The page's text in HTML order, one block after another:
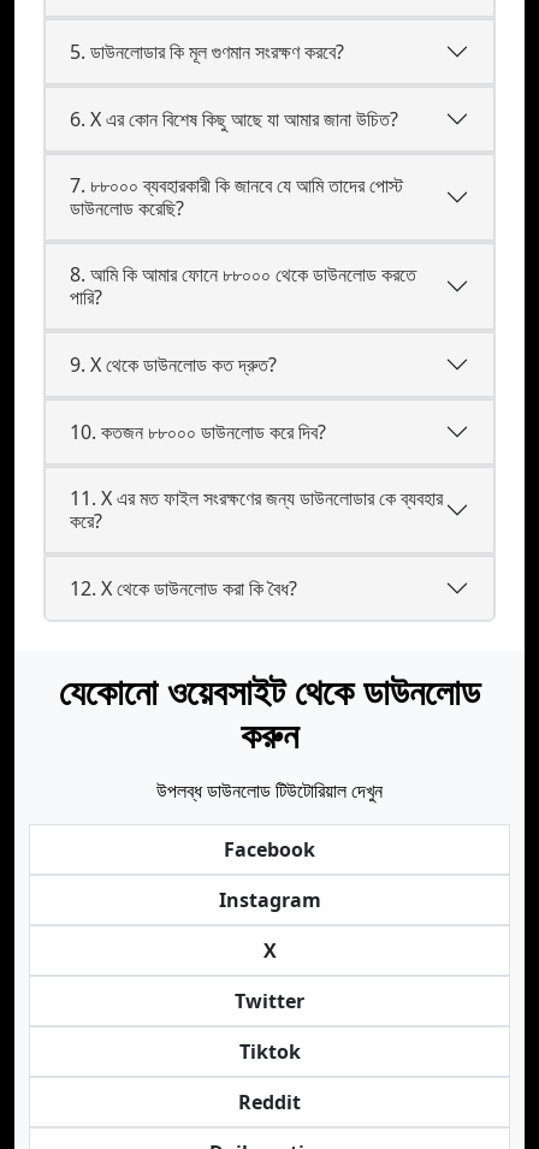
5. ডাউনলোডার কি মূল গুণমান সংরক্ষণ করবে?
6. X এর কোন বিশেষ কিছু আছে যা আমার জানা উচিত?
7. ৮৮০০০ ব্যবহারকারী কি জানবে যে আমি তাদের পোস্ট
ডাউনলোড করেছি?
8. আমি কি আমার ফোনে ৮৮০০০ থেকে ডাউনলোড করতে
পারি?
9. X থেকে ডাউনলোড কত দ্রুত?
10. কতজন ৮৮০০০ ডাউনলোড করে দিব?
11. X এর মত ফাইল সংরক্ষণের জন্য ডাউনলোডার কে ব্যবহার
করে?
12. X থেকে ডাউনলোড করা কি বৈধ?
যেকোনো ওয়েবসাইট থেকে ডাউনলোড
করুন
উপলব্ধ ডাউনলোড টিউটোরিয়াল দেখুন
Facebook
Instagram
X
Twitter
Tiktok
Reddit